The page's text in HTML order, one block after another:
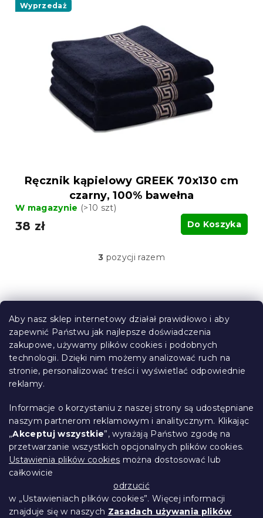
Aby nasz sklep internetowy działał prawidłowo i aby
zapewnić Państwu jak najlepsze doświadczenia
zakupowe, używamy plików cookies i podobnych
technologii. Dzięki nim możemy analizować ruch na
stronie, personalizować treści i wyświetlać odpowiednie
reklamy.
Informacje o korzystaniu z naszej strony są udostępniane
naszym partnerom reklamowym i analitycznym. Klikając
„Akceptuj wszystkie”, wyrażają Państwo zgodę na
przetwarzanie wszystkich opcjonalnych plików cookies.
Ustawienia plików cookies można dostosować lub
całkowicie
odrzucić
w „Ustawieniach plików cookies”. Więcej informacji
znajduje się w naszych Zasadach używania plików
Wyprzedaż
Ręcznik kąpielowy GREEK 70x130 cm
czarny, 100% bawełna
W magazynie (>10 szt)
38 zł Do Koszyka
K
t
o
l
k
i
l
i
y
3 pozycji razem
S
Informacje dla Ciebie
Śledzenie zamówienia
Opcje dostawy
Metody płatności
Reklamacje i zwroty towarów
Kontakt
Regulamin
Ochrona danych osobowych
Kodeks etyczny
Dla partnerów